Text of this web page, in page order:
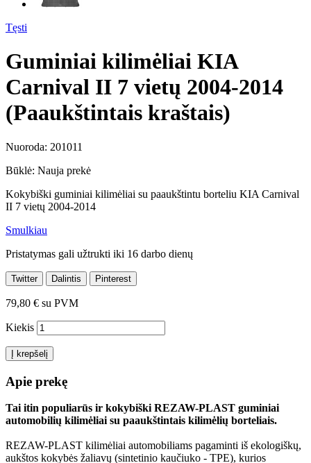
Tęsti
Guminiai kilimėliai KIA
Carnival II 7 vietų 2004-2014
(Paaukštintais kraštais)
Nuoroda: 201011
Būklė: Nauja prekė
Kokybiški guminiai kilimėliai su paaukštintu borteliu KIA Carnival
II 7 vietų 2004-2014
Smulkiau
Pristatymas gali užtrukti iki 16 darbo dienų
Twitter Dalintis Pinterest
79,80 € su PVM
Kiekis
Į krepšelį
Apie prekę
Tai itin populiarūs ir kokybiški REZAW-PLAST guminiai
automobilių kilimėliai su paaukštintais kilimėlių borteliais.
REZAW-PLAST kilimėliai automobiliams pagaminti iš ekologiškų,
aukštos kokybės žaliavų (sintetinio kaučiuko - TPE), kurios